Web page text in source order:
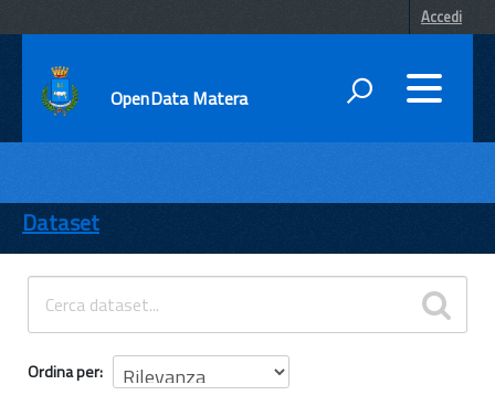
Accedi
OpenData Matera
ENTI
TEMI
INFORMAZIONI
Dataset
Ordina per